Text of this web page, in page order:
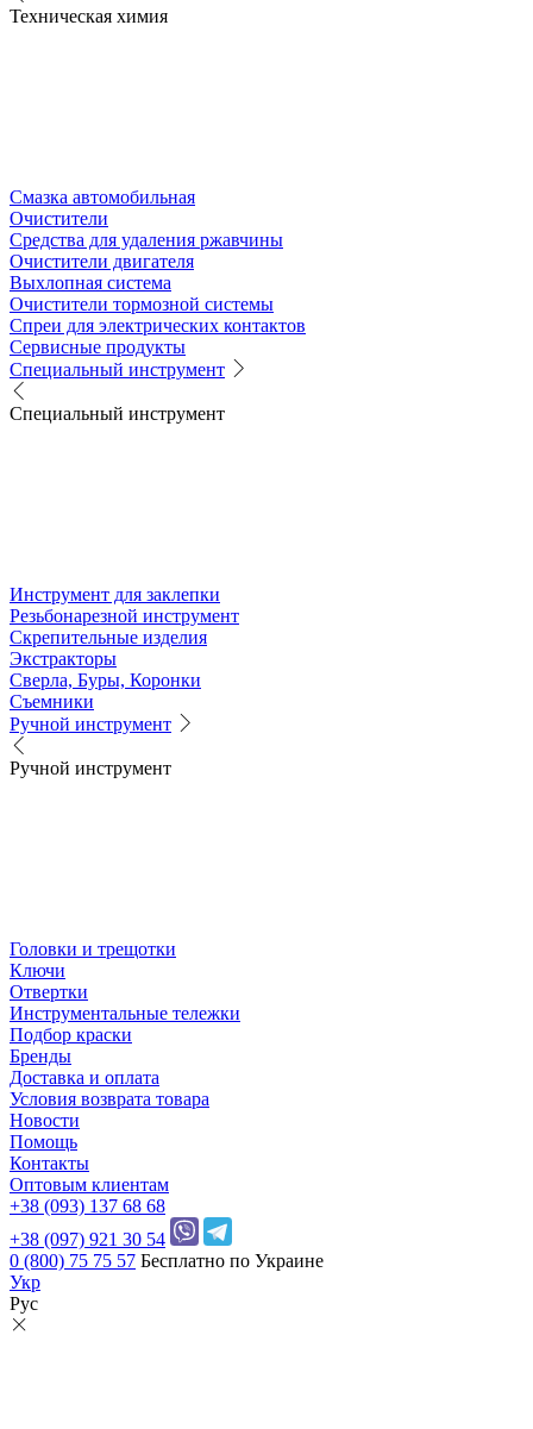
Техническая химия
Смазка автомобильная
Очистители
Средства для удаления ржавчины
Очистители двигателя
Выхлопная система
Очистители тормозной системы
Спреи для электрических контактов
Сервисные продукты
Специальный инструмент
Специальный инструмент
Инструмент для заклепки
Резьбонарезной инструмент
Скрепительные изделия
Экстракторы
Сверла, Буры, Коронки
Съемники
Ручной инструмент
Ручной инструмент
Головки и трещотки
Ключи
Отвертки
Инструментальные тележки
Подбор краски
Бренды
Доставка и оплата
Условия возврата товара
Новости
Помощь
Контакты
Оптовым клиентам
+38 (093) 137 68 68
+38 (097) 921 30 54
0 (800) 75 75 57 Бесплатно по Украине
Укр
Рус